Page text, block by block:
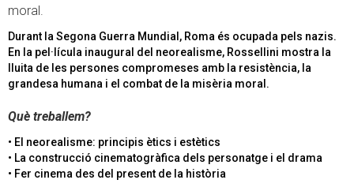
moral.
Durant la Segona Guerra Mundial, Roma és ocupada pels nazis.
En la pel·lícula inaugural del neorealisme, Rossellini mostra la
lluita de les persones compromeses amb la resistència, la
grandesa humana i el combat de la misèria moral.
Què treballem?
• El neorealisme: principis ètics i estètics
• La construcció cinematogràfica dels personatge i el drama
• Fer cinema des del present de la història